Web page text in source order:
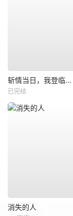
斩情当日，我登临至高
已完结
消失的人